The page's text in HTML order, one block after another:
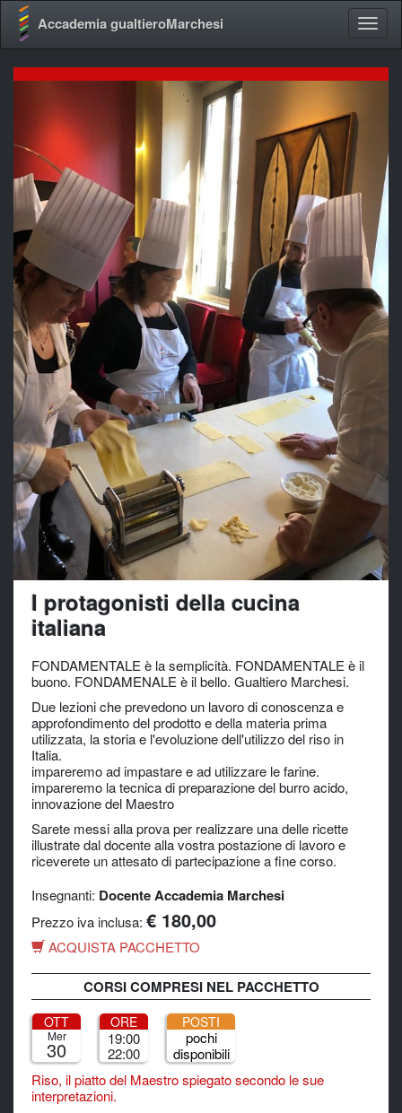
Accademia gualtieroMarchesi
I protagonisti della cucina
italiana
FONDAMENTALE è la semplicità. FONDAMENTALE è il
buono. FONDAMENALE è il bello. Gualtiero Marchesi.
Due lezioni che prevedono un lavoro di conoscenza e
approfondimento del prodotto e della materia prima
utilizzata, la storia e l'evoluzione dell'utilizzo del riso in
Italia.
impareremo ad impastare e ad utilizzare le farine.
impareremo la tecnica di preparazione del burro acido,
innovazione del Maestro
Sarete messi alla prova per realizzare una delle ricette
illustrate dal docente alla vostra postazione di lavoro e
riceverete un attesato di partecipazione a fine corso.
Insegnanti: Docente Accademia Marchesi
Prezzo iva inclusa: € 180,00
ACQUISTA PACCHETTO
CORSI COMPRESI NEL PACCHETTO
OTT
Mer
30
ORE
19:00
22:00
POSTI
pochi
disponibili
Riso, il piatto del Maestro spiegato secondo le sue
interpretazioni.